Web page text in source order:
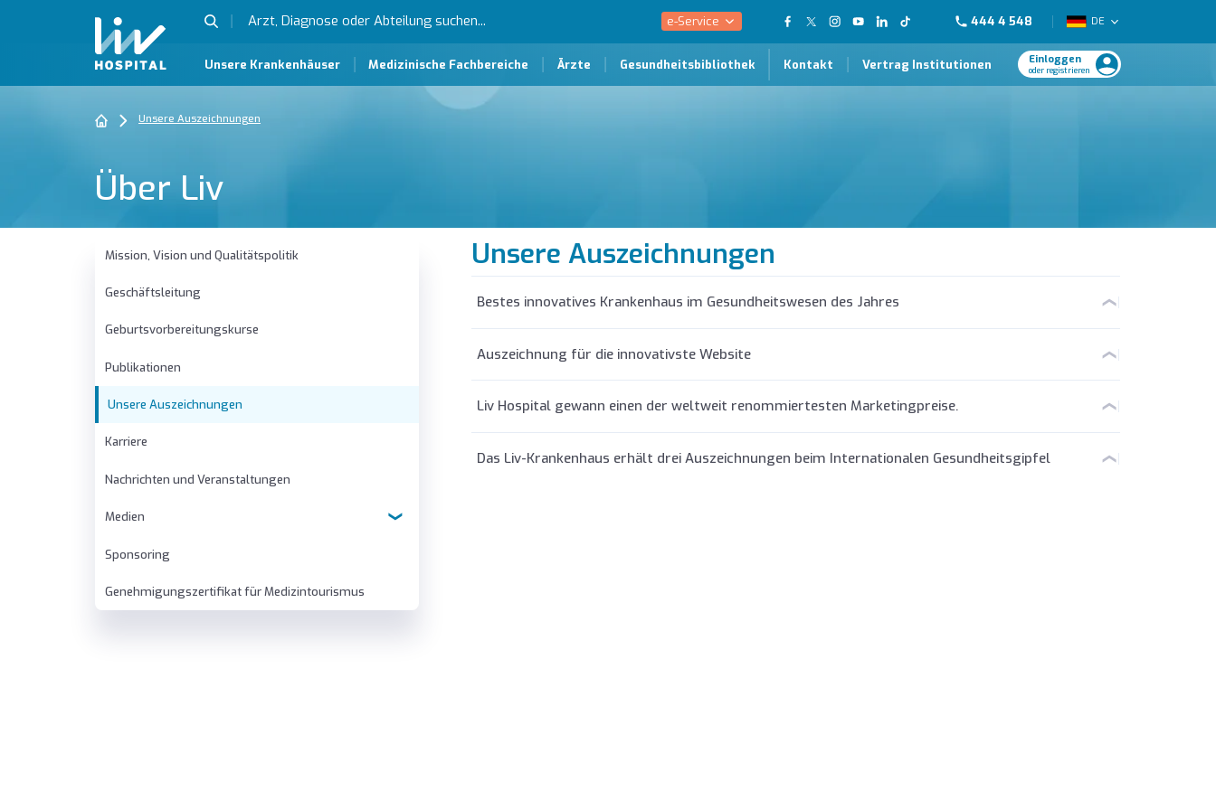
e-Service 444 4 548 DE
Unsere Krankenhäuser Medizinische Fachbereiche Ärzte Gesundheitsbibliothek Kontakt Vertrag Institutionen Einloggen
oder registrieren
Unsere Auszeichnungen
Über Liv
Mission, Vision und Qualitätspolitik
Geschäftsleitung
Geburtsvorbereitungskurse
Publikationen
Unsere Auszeichnungen
Karriere
Nachrichten und Veranstaltungen
Medien
Virtueller Rundgang
Imagefilme
Sponsoring
Genehmigungszertifikat für Medizintourismus
Unsere Auszeichnungen
Bestes innovatives Krankenhaus im Gesundheitswesen des Jahres
Auszeichnung für die innovativste Website
Liv Hospital gewann einen der weltweit renommiertesten Marketingpreise.
Das Liv-Krankenhaus erhält drei Auszeichnungen beim Internationalen Gesundheitsgipfel